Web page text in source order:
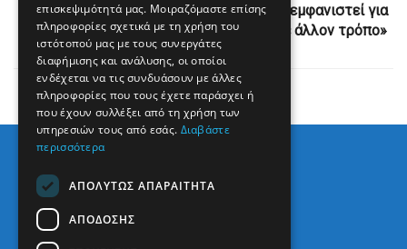
Οι ΗΠΑ αναμένουν τον Ραούλ Κάστρο να εμφανιστεί για
το ένταλμα σύλληψης «αυτοβούλως ή με άλλον τρόπο»
επισκεψιμότητά μας. Μοιραζόμαστε επίσης
πληροφορίες σχετικά με τη χρήση του
ιστότοπού μας με τους συνεργάτες
διαφήμισης και ανάλυσης, οι οποίοι
ενδέχεται να τις συνδυάσουν με άλλες
πληροφορίες που τους έχετε παράσχει ή
που έχουν συλλέξει από τη χρήση των
υπηρεσιών τους από εσάς. Διαβάστε
περισσότερα
ΑΠΟΛΎΤΩΣ ΑΠΑΡΑΊΤΗΤΑ
ΑΠΌΔΟΣΗΣ